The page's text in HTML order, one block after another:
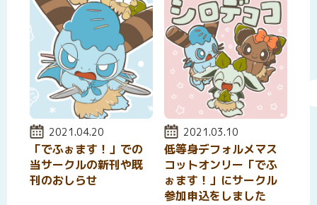
投稿日:
2021.04.20
「でふぉます！」での
当サークルの新刊や既
刊のおしらせ
投稿日:
2021.03.10
低等身デフォルメマス
コットオンリー「でふ
ぉます！」にサークル
参加申込をしました